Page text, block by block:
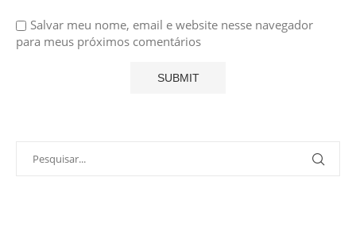
Salvar meu nome, email e website nesse navegador
para meus próximos comentários